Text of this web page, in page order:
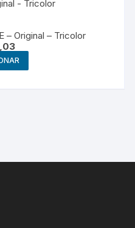
– Original – Tricolor